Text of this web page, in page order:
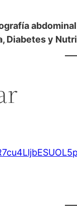
Diabetes y